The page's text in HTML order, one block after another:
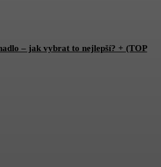
– jak vybrat to nejlepší? + (TOP